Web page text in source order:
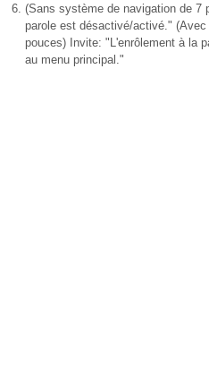
(Sans système de navigation de 7
parole est désactivé/activé."
pouces) Invite: "L'enrôlement à la
au menu principal."